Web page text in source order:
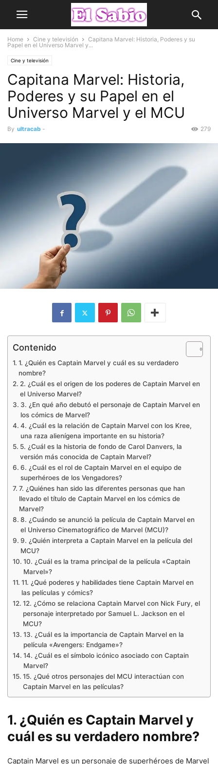
Home Cine y televisión
Capitana Marvel: Historia, Poderes y su
Papel en el Universo Marvel y...
Cine y televisión
Capitana Marvel: Historia,
Poderes y su Papel en el
Universo Marvel y el MCU
By ultracab - 279
Contenido
1. ¿Quién es Captain Marvel y cuál es su verdadero
nombre?
2. ¿Cuál es el origen de los poderes de Captain Marvel en
el Universo Marvel?
3. ¿En qué año debutó el personaje de Captain Marvel en
los cómics de Marvel?
4. ¿Cuál es la relación de Captain Marvel con los Kree,
una raza alienígena importante en su historia?
5. ¿Cuál es la historia de fondo de Carol Danvers, la
versión más conocida de Captain Marvel?
6. ¿Cuál es el rol de Captain Marvel en el equipo de
superhéroes de los Vengadores?
7. ¿Quiénes han sido las diferentes personas que han
llevado el título de Captain Marvel en los cómics de
Marvel?
8. ¿Cuándo se anunció la película de Captain Marvel en
el Universo Cinematográfico de Marvel (MCU)?
9. ¿Quién interpreta a Captain Marvel en la película del
MCU?
10. ¿Cuál es la trama principal de la película «Captain
Marvel»?
11. ¿Qué poderes y habilidades tiene Captain Marvel en
las películas y cómics?
12. ¿Cómo se relaciona Captain Marvel con Nick Fury, el
personaje interpretado por Samuel L. Jackson en el
MCU?
13. ¿Cuál es la importancia de Captain Marvel en la
película «Avengers: Endgame»?
14. ¿Cuál es el símbolo icónico asociado con Captain
Marvel?
15. ¿Qué otros personajes del MCU interactúan con
Captain Marvel en las películas?
1. ¿Quién es Captain Marvel y
cuál es su verdadero nombre?
Captain Marvel es un personaje de superhéroes de Marvel